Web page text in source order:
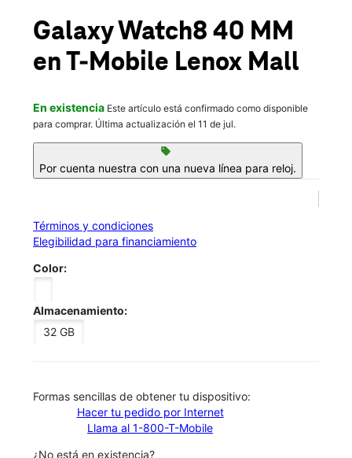
location_on
3393 Peachtree Road NE Ste 2037 Atlanta, GA 30326
Tienda multilingüe.
Galaxy Watch8 40 MM
en T-Mobile Lenox Mall
En existencia Este artículo está confirmado como disponible
para comprar. Última actualización el 11 de jul.
sell
Por cuenta nuestra con una nueva línea para reloj.
Términos y condiciones
Elegibilidad para financiamiento
Color:
Almacenamiento:
32 GB
​​​​​​​Formas sencillas de obtener tu dispositivo:
Hacer tu pedido por Internet
Llama al 1-800-T-Mobile
¿No está en existencia?